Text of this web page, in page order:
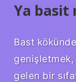
Ya basit
Bast
genişletmek,
gelen bir